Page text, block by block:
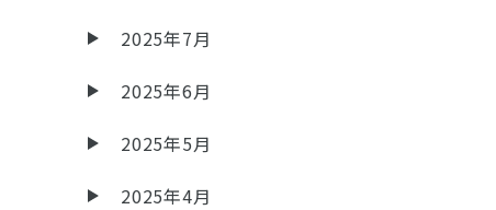
2025年7月
2025年6月
2025年5月
2025年4月